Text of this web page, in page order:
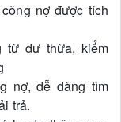
nợ được tích
từ dư thừa, kiểm
nợ, dễ dàng tìm
trả.